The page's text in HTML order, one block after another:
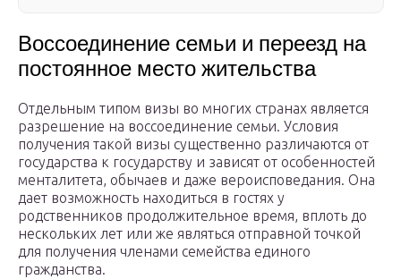
Воссоединение семьи и переезд на
постоянное место жительства
Отдельным типом визы во многих странах является
разрешение на воссоединение семьи. Условия
получения такой визы существенно различаются от
государства к государству и зависят от особенностей
менталитета, обычаев и даже вероисповедания. Она
дает возможность находиться в гостях у
родственников продолжительное время, вплоть до
нескольких лет или же являться отправной точкой
для получения членами семейства единого
гражданства.